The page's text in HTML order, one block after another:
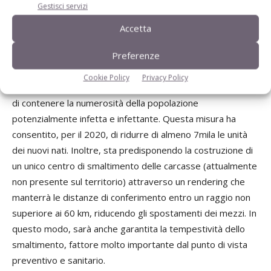
Gestisci servizi
Accetta
Preferenze
Cookie Policy Privacy Policy
Palei, dal canto suo, ci ha tenuto a risollecitare gli allevatori
a impegnarsi nella corretta organizzazione delle misure di
biosicurezza nella gestione dei suini (allevamenti rurali
compresi). Ha poi spiegato come, la Regione Friuli Venezia
Giulia, nel 2019, abbia disposto e realizzato l’abbattimento,
di contenere la numerosità della popolazione
potenzialmente infetta e infettante. Questa misura ha
consentito, per il 2020, di ridurre di almeno 7mila le unità
dei nuovi nati. Inoltre, sta predisponendo la costruzione di
un unico centro di smaltimento delle carcasse (attualmente
non presente sul territorio) attraverso un rendering che
manterrà le distanze di conferimento entro un raggio non
superiore ai 60 km, riducendo gli spostamenti dei mezzi. In
questo modo, sarà anche garantita la tempestività dello
smaltimento, fattore molto importante dal punto di vista
preventivo e sanitario.